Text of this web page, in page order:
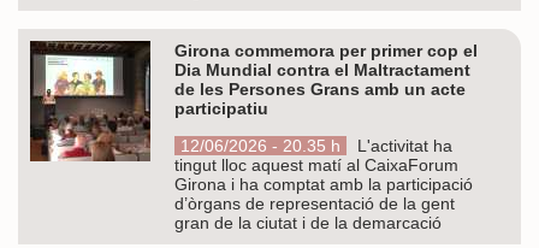
Girona commemora per primer cop el
Dia Mundial contra el Maltractament
de les Persones Grans amb un acte
participatiu
12/06/2026 - 20.35 h
L'activitat ha
tingut lloc aquest matí al CaixaForum
Girona i ha comptat amb la participació
d’òrgans de representació de la gent
gran de la ciutat i de la demarcació